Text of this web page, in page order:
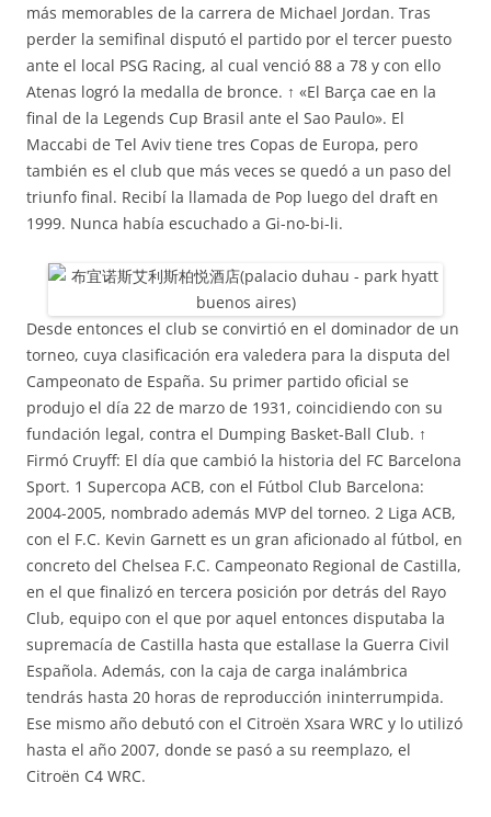
más memorables de la carrera de Michael Jordan. Tras
perder la semifinal disputó el partido por el tercer puesto
ante el local PSG Racing, al cual venció 88 a 78 y con ello
Atenas logró la medalla de bronce. ↑ «El Barça cae en la
final de la Legends Cup Brasil ante el Sao Paulo». El
Maccabi de Tel Aviv tiene tres Copas de Europa, pero
también es el club que más veces se quedó a un paso del
triunfo final. Recibí la llamada de Pop luego del draft en
1999. Nunca había escuchado a Gi-no-bi-li.
Desde entonces el club se convirtió en el dominador de un
torneo, cuya clasificación era valedera para la disputa del
Campeonato de España. Su primer partido oficial se
produjo el día 22 de marzo de 1931, coincidiendo con su
fundación legal, contra el Dumping Basket-Ball Club. ↑
Firmó Cruyff: El día que cambió la historia del FC Barcelona
Sport. 1 Supercopa ACB, con el Fútbol Club Barcelona:
2004-2005, nombrado además MVP del torneo. 2 Liga ACB,
con el F.C. Kevin Garnett es un gran aficionado al fútbol, en
concreto del Chelsea F.C. Campeonato Regional de Castilla,
en el que finalizó en tercera posición por detrás del Rayo
Club, equipo con el que por aquel entonces disputaba la
supremacía de Castilla hasta que estallase la Guerra Civil
Española. Además, con la caja de carga inalámbrica
tendrás hasta 20 horas de reproducción ininterrumpida.
Ese mismo año debutó con el Citroën Xsara WRC y lo utilizó
hasta el año 2007, donde se pasó a su reemplazo, el
Citroën C4 WRC.